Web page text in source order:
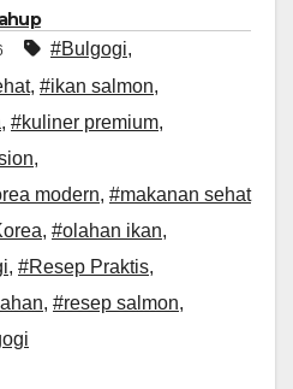
#Bulgogi,
, #ikan salmon,
, #kuliner premium,
,
modern, #makanan sehat
, #olahan ikan,
, #Resep Praktis,
, #resep salmon,